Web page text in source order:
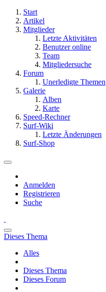
Start
Artikel
Mitglieder
Letzte Aktivitäten
Benutzer online
Team
Mitgliedersuche
Forum
Unerledigte Themen
Galerie
Alben
Karte
Speed-Rechner
Surf-Wiki
Letzte Änderungen
Surf-Shop
Anmelden
Registrieren
Suche
Dieses Thema
Alles
Dieses Thema
Dieses Forum